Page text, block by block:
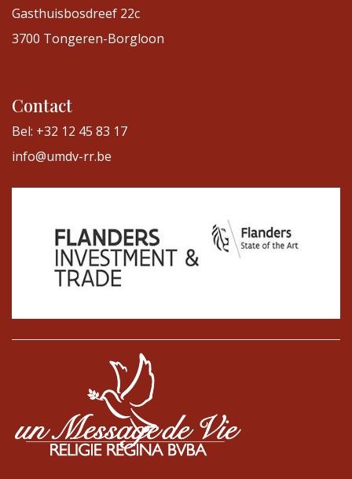
Gasthuisbosdreef 22c
3700 Tongeren-Borgloon
Contact
Bel: +32 12 45 83 17
info@umdv-rr.be